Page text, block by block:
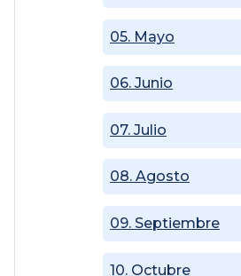
05. Mayo
06. Junio
07. Julio
08. Agosto
09. Septiembre
10. Octubre